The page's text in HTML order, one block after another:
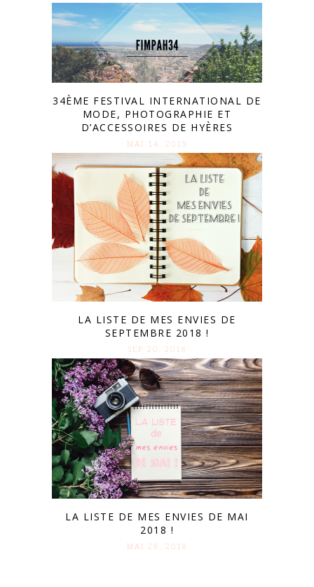
34ÈME FESTIVAL INTERNATIONAL DE
MODE, PHOTOGRAPHIE ET
D’ACCESSOIRES DE HYÈRES
MAI 14. 2019
LA LISTE DE MES ENVIES DE
SEPTEMBRE 2018 !
SEP 20. 2018
LA LISTE DE MES ENVIES DE MAI
2018 !
MAI 28. 2018